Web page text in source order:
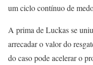
um ciclo contínuo de
A prima de Luckas se
arrecadar o valor do
do caso pode acelerar o